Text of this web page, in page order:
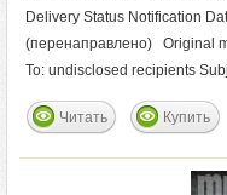
Delivery Status Notification
(перенаправлено) Original
To: undisclosed recipients
Читать Купить